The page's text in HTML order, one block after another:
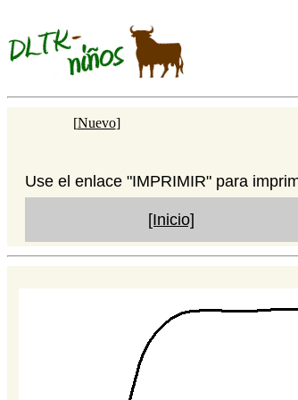
[Nuevo]
Use el enlace "IMPRIMIR" para
[Inicio]